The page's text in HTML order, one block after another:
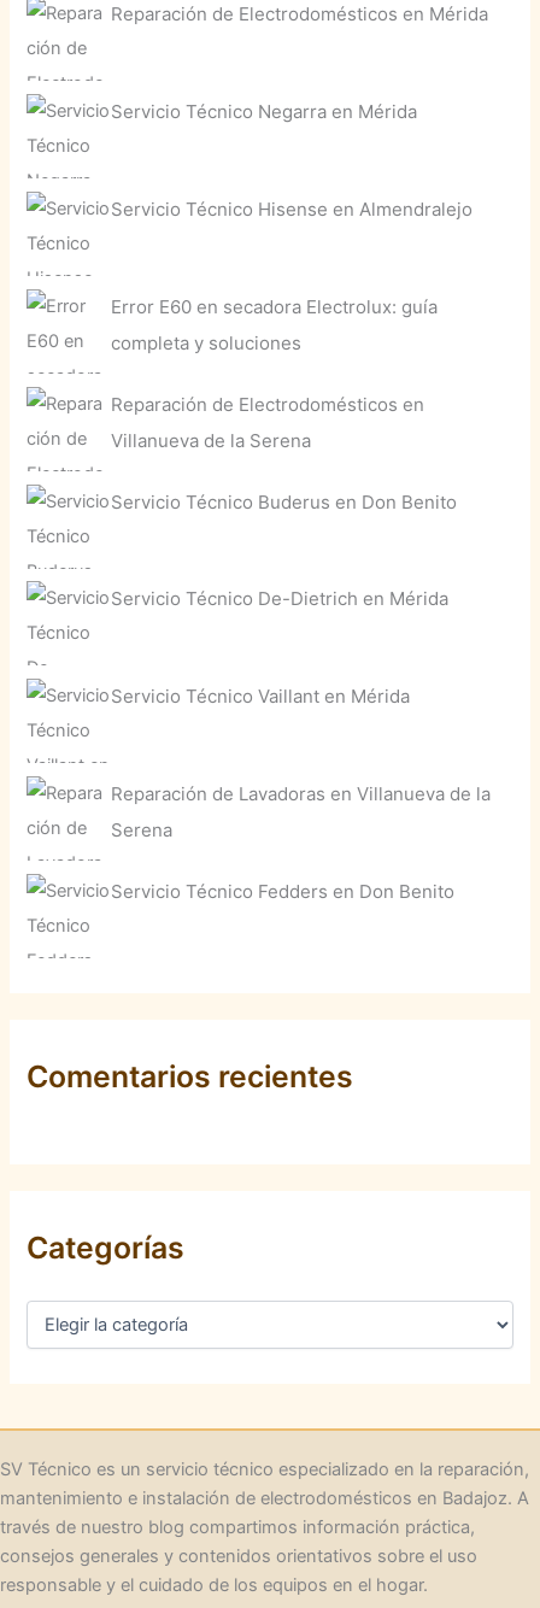
Reparación de Electrodomésticos en Mérida
Servicio Técnico Negarra en Mérida
Servicio Técnico Hisense en Almendralejo
Error E60 en secadora Electrolux: guía
completa y soluciones
Reparación de Electrodomésticos en
Villanueva de la Serena
Servicio Técnico Buderus en Don Benito
Servicio Técnico De-Dietrich en Mérida
Servicio Técnico Vaillant en Mérida
Reparación de Lavadoras en Villanueva de la
Serena
Servicio Técnico Fedders en Don Benito
Comentarios recientes
Categorías
C
o
a
s
SV Técnico es un servicio técnico especializado en la reparación,
mantenimiento e instalación de electrodomésticos en Badajoz. A
través de nuestro blog compartimos información práctica,
consejos generales y contenidos orientativos sobre el uso
responsable y el cuidado de los equipos en el hogar.